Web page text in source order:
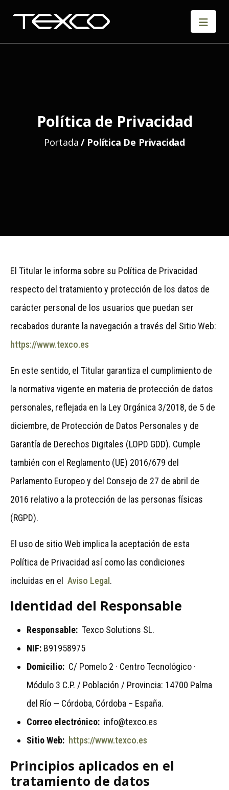
Política de Privacidad
Portada / Política De Privacidad
El Titular le informa sobre su Política de Privacidad
respecto del tratamiento y protección de los datos de
carácter personal de los usuarios que puedan ser
recabados durante la navegación a través del Sitio Web:
https://www.texco.es
En este sentido, el Titular garantiza el cumplimiento de
la normativa vigente en materia de protección de datos
personales, reflejada en la Ley Orgánica 3/2018, de 5 de
diciembre, de Protección de Datos Personales y de
Garantía de Derechos Digitales (LOPD GDD). Cumple
también con el Reglamento (UE) 2016/679 del
Parlamento Europeo y del Consejo de 27 de abril de
2016 relativo a la protección de las personas físicas
(RGPD).
El uso de sitio Web implica la aceptación de esta
Política de Privacidad así como las condiciones
incluidas en el Aviso Legal .
Identidad del Responsable
Responsable: Texco Solutions SL.
NIF: B91958975
Domicilio: C/ Pomelo 2 · Centro Tecnológico ·
Módulo 3 C.P. / Población / Provincia: 14700 Palma
del Río — Córdoba, Córdoba – España.
Correo electrónico: info@texco.es
Sitio Web: https://www.texco.es
Principios aplicados en el
tratamiento de datos